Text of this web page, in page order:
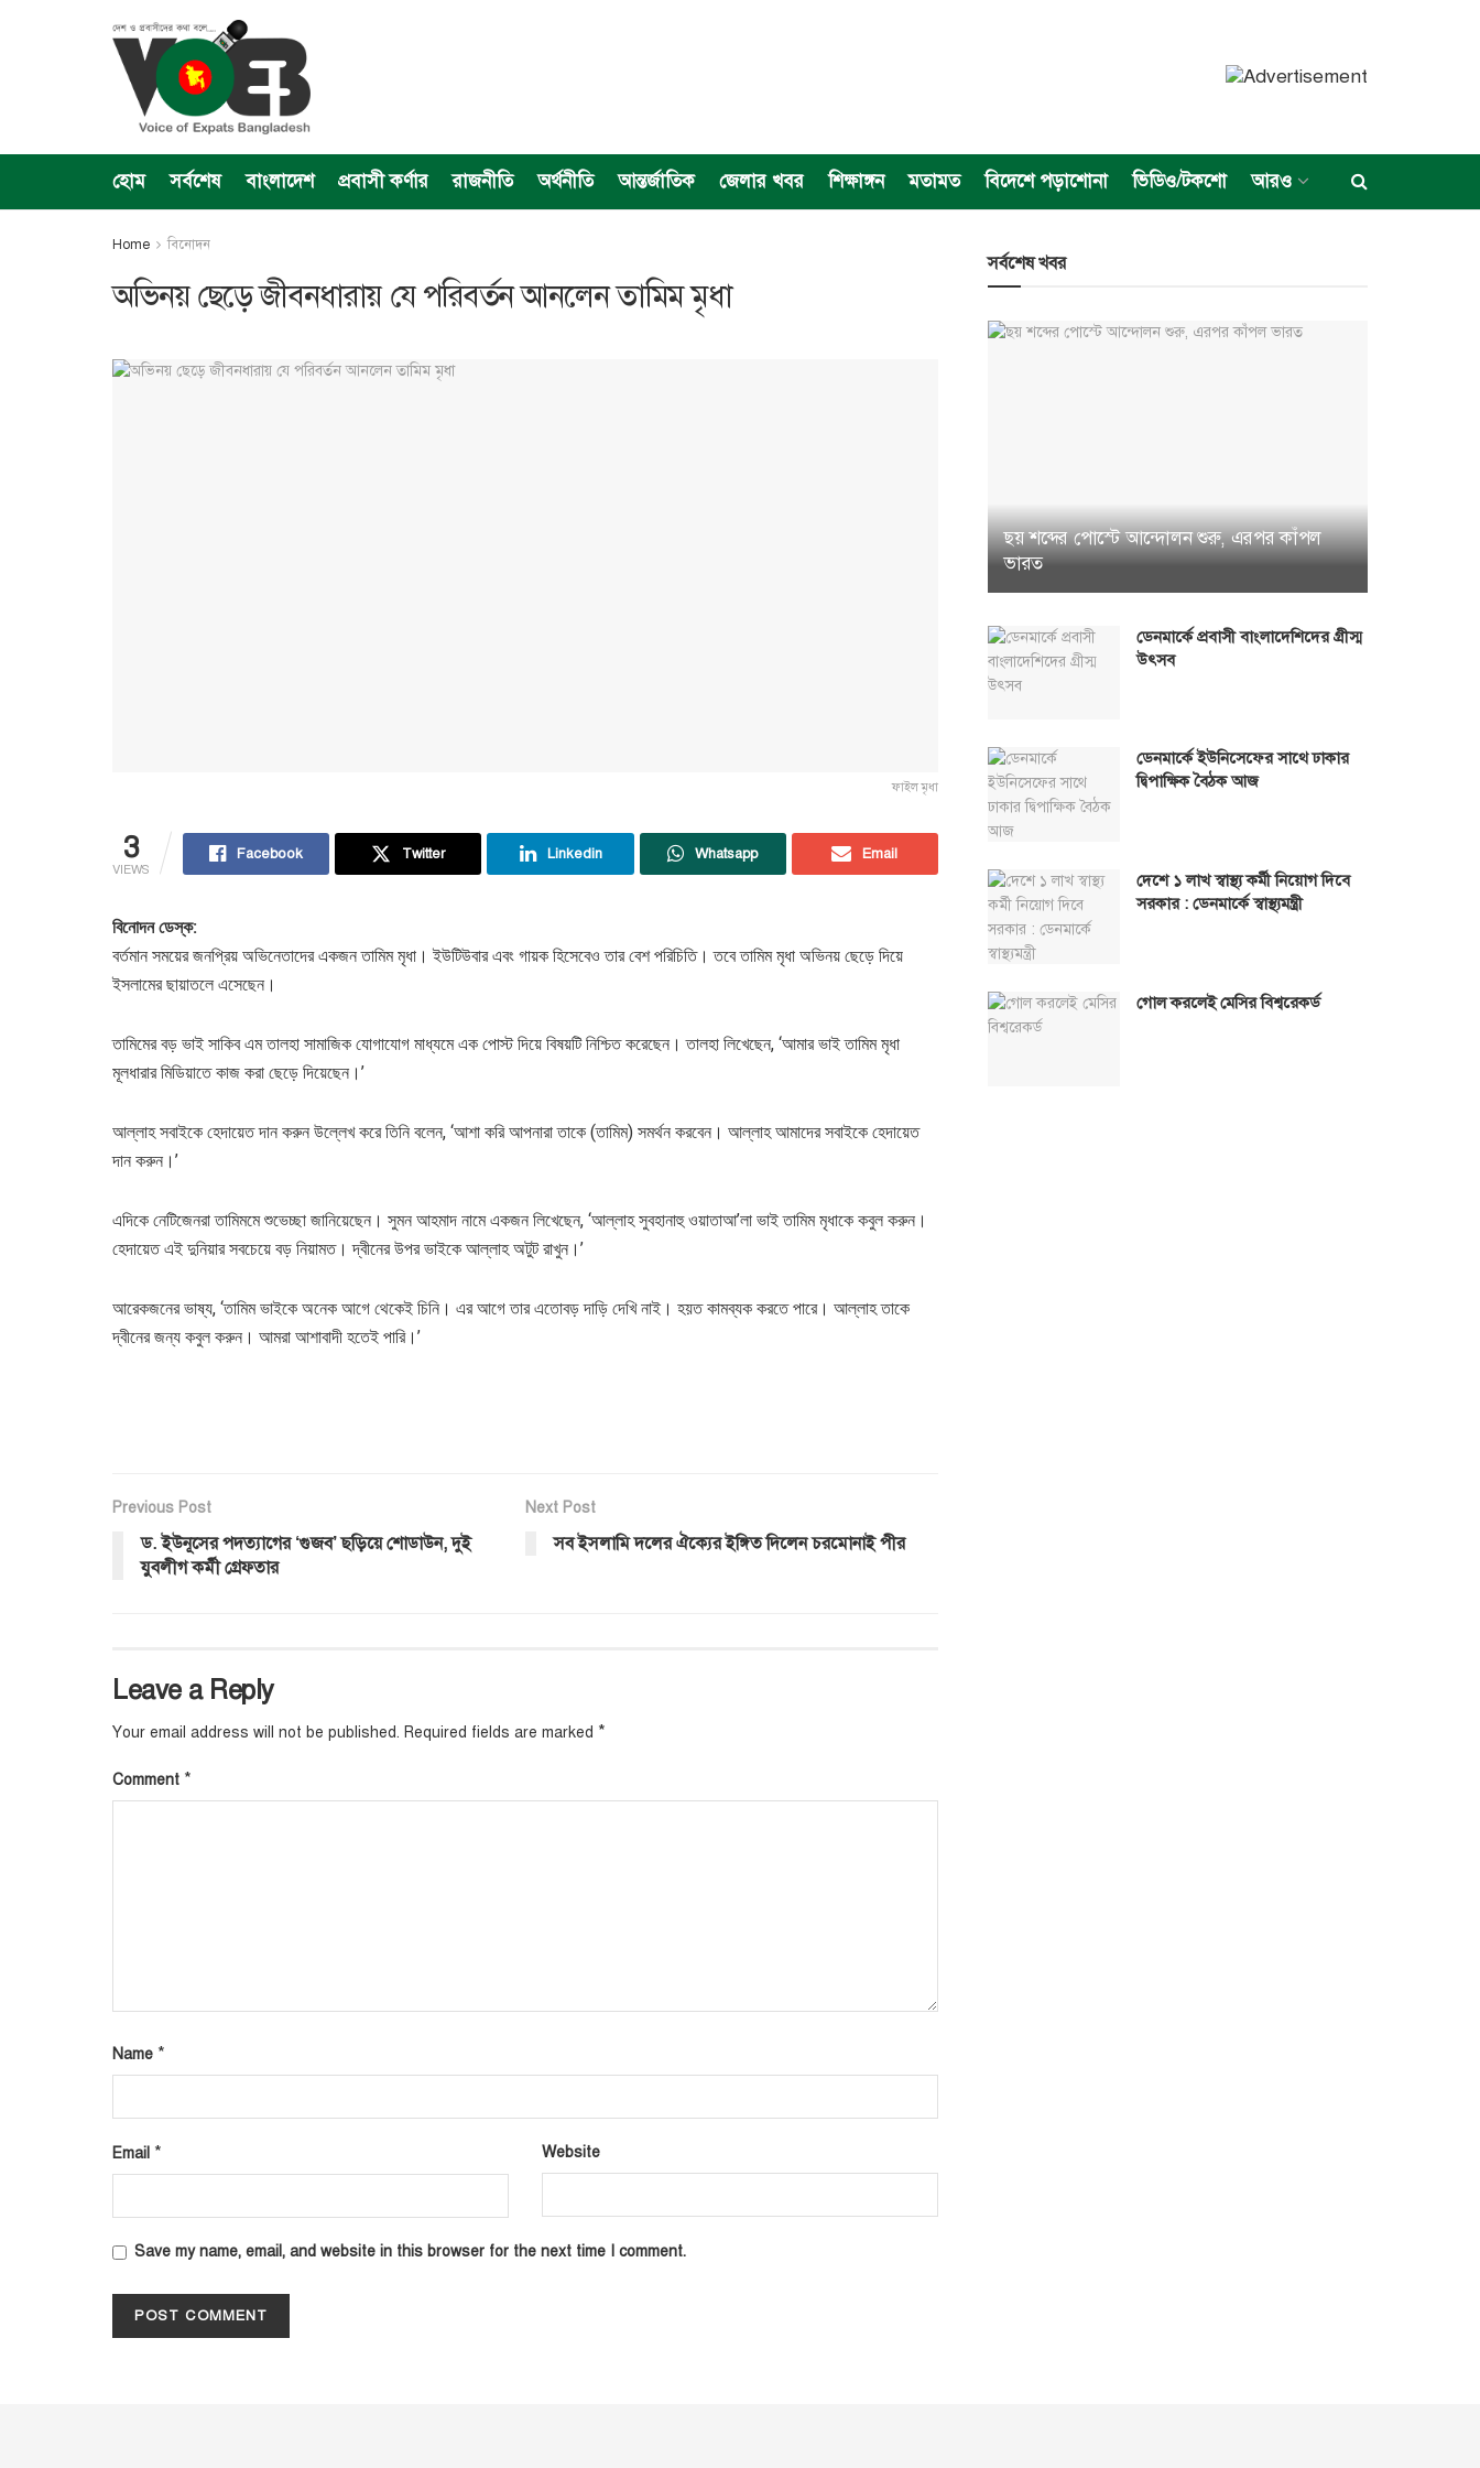
হোম সর্বশেষ বাংলাদেশ প্রবাসী কর্ণার রাজনীতি অর্থনীতি আন্তর্জাতিক জেলার খবর শিক্ষাঙ্গন মতামত বিদেশে পড়াশোনা ভিডিও/টকশো আরও
Home বিনোদন
অভিনয় ছেড়ে জীবনধারায় যে পরিবর্তন আনলেন তামিম মৃধা
ফাইল মৃধা
3
VIEWS
Facebook Twitter Linkedin Whatsapp Email
বিনোদন ডেস্ক:
বর্তমান সময়ের জনপ্রিয় অভিনেতাদের একজন তামিম মৃধা। ইউটিউবার এবং গায়ক হিসেবেও তার বেশ পরিচিতি। তবে তামিম মৃধা অভিনয় ছেড়ে দিয়ে
ইসলামের ছায়াতলে এসেছেন।
তামিমের বড় ভাই সাকিব এম তালহা সামাজিক যোগাযোগ মাধ্যমে এক পোস্ট দিয়ে বিষয়টি নিশ্চিত করেছেন। তালহা লিখেছেন, ‘আমার ভাই তামিম মৃধা
মূলধারার মিডিয়াতে কাজ করা ছেড়ে দিয়েছেন।’
আল্লাহ সবাইকে হেদায়েত দান করুন উল্লেখ করে তিনি বলেন, ‘আশা করি আপনারা তাকে (তামিম) সমর্থন করবেন। আল্লাহ আমাদের সবাইকে হেদায়েত
দান করুন।’
এদিকে নেটিজেনরা তামিমমে শুভেচ্ছা জানিয়েছেন। সুমন আহমাদ নামে একজন লিখেছেন, ‘আল্লাহ সুবহানাহু ওয়াতাআ’লা ভাই তামিম মৃধাকে কবুল করুন।
হেদায়েত এই দুনিয়ার সবচেয়ে বড় নিয়ামত। দ্বীনের উপর ভাইকে আল্লাহ অটুট রাখুন।’
আরেকজনের ভাষ্য, ‘তামিম ভাইকে অনেক আগে থেকেই চিনি। এর আগে তার এতোবড় দাড়ি দেখি নাই। হয়ত কামব্যক করতে পারে। আল্লাহ তাকে
দ্বীনের জন্য কবুল করুন। আমরা আশাবাদী হতেই পারি।’
Previous Post
ড. ইউনূসের পদত্যাগের ‘গুজব’ ছড়িয়ে শোডাউন, দুই
যুবলীগ কর্মী গ্রেফতার
Next Post
সব ইসলামি দলের ঐক্যের ইঙ্গিত দিলেন চরমোনাই পীর
Leave a Reply
Your email address will not be published. Required fields are marked *
Comment *
Name *
Email * Website
Save my name, email, and website in this browser for the next time I comment.
সর্বশেষ খবর
ছয় শব্দের পোস্টে আন্দোলন শুরু, এরপর কাঁপল
ভারত
ডেনমার্কে প্রবাসী বাংলাদেশিদের গ্রীস্ম
উৎসব
ডেনমার্কে ইউনিসেফের সাথে ঢাকার
দ্বিপাক্ষিক বৈঠক আজ
দেশে ১ লাখ স্বাস্থ্য কর্মী নিয়োগ দিবে
সরকার : ডেনমার্কে স্বাস্থ্যমন্ত্রী
গোল করলেই মেসির বিশ্বরেকর্ড